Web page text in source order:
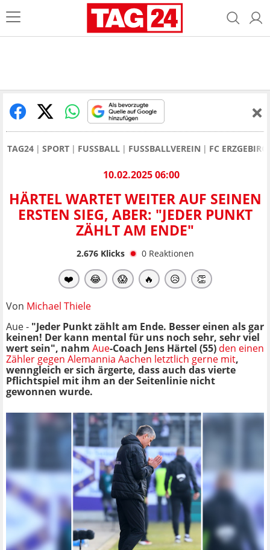
TAG24 SPORT FUSSBALL FUSSBALLVEREIN FC
10.02.2025 06:00
HÄRTEL WARTET WEITER AUF SEINEN
ERSTEN SIEG, ABER: "JEDER PUNKT
ZÄHLT AM ENDE"
2.676Klicks 0 Reaktionen
❤️ 😂 😱 🔥 😥 👏
Von Michael Thiele
Aue - "Jeder Punkt zählt am Ende. Besser einen als gar
keinen! Der kann mental für uns noch sehr, sehr viel
wert sein", nahm Aue-Coach Jens Härtel (55) den einen
Zähler gegen Alemannia Aachen letztlich gerne mit,
wenngleich er sich ärgerte, dass auch das vierte
Pflichtspiel mit ihm an der Seitenlinie nicht
gewonnen wurde.